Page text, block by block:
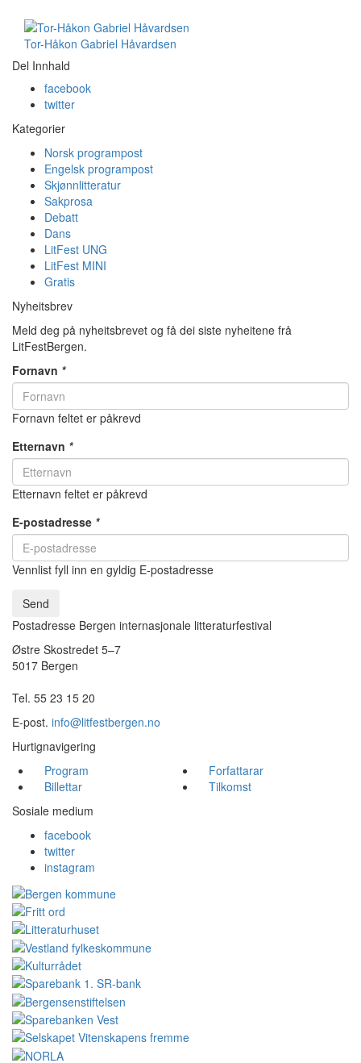
Tor-Håkon Gabriel Håvardsen
Del Innhald
facebook
twitter
Kategorier
Norsk programpost
Engelsk programpost
Skjønnlitteratur
Sakprosa
Debatt
Dans
LitFest UNG
LitFest MINI
Gratis
Nyheitsbrev
Meld deg på nyheitsbrevet og få dei siste nyheitene frå
LitFestBergen.
Fornavn *
Fornavn feltet er påkrevd
Etternavn *
Etternavn feltet er påkrevd
E-postadresse *
Vennlist fyll inn en gyldig E-postadresse
Send
Postadresse Bergen internasjonale litteraturfestival
Østre Skostredet 5–7
5017 Bergen
Tel. 55 23 15 20
E-post. info@litfestbergen.no
Hurtignavigering
Program
Forfattarar
Billettar
Tilkomst
Sosiale medium
facebook
twitter
instagram